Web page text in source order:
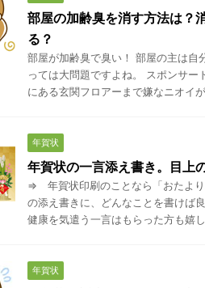
部屋の加齢臭を消す方法は？
る？
部屋が加齢臭で臭い！ 部屋の主は自
っては大問題ですよね。 スポンサ
にある玄関フロアーまで嫌なニオイ
年賀状
年賀状の一言添え書き。目上
⇒ 年賀状印刷のことなら「おたより
の添え書きに、どんなことを書けば
健康を気遣う一言はもらった方も嬉
年賀状